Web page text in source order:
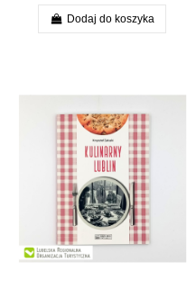
Dodaj do koszyka